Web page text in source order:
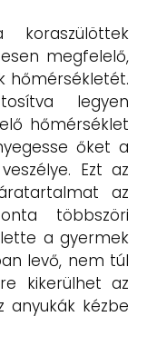
megfelelő,
hőmérsékletét.
legyen
hőmérséklet
őket a
Ezt az
az
többszöri
a gyermek
levő, nem túl
kikerülhet az
anyukák kézbe